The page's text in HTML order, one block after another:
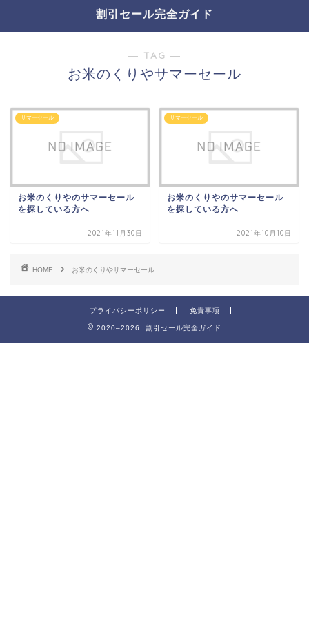
割引セール完全ガイド
― TAG ―
お米のくりやサマーセール
サマーセール
お米のくりやのサマーセール
を探している方へ
2021年11月30日
サマーセール
お米のくりやのサマーセール
を探している方へ
2021年10月10日
HOME お米のくりやサマーセール
プライバシーポリシー 免責事項
2020–2026 割引セール完全ガイド